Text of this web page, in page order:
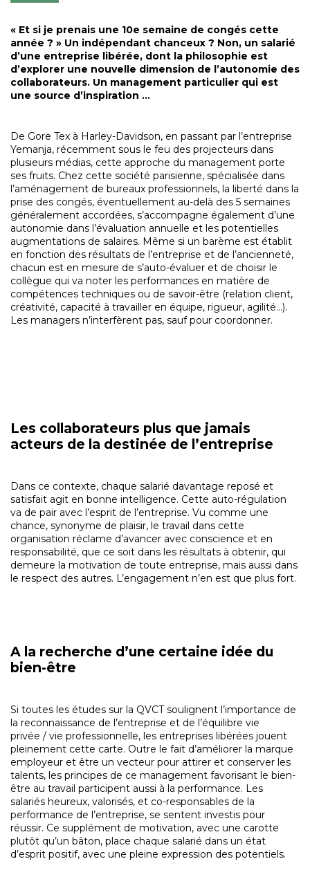
« Et si je prenais une 10e semaine de congés cette
année ? » Un indépendant chanceux ? Non, un salarié
d’une entreprise libérée, dont la philosophie est
d’explorer une nouvelle dimension de l’autonomie des
collaborateurs. Un management particulier qui est
une source d’inspiration …
De Gore Tex à Harley-Davidson, en passant par l’entreprise
Yemanja, récemment sous le feu des projecteurs dans
plusieurs médias, cette approche du management porte
ses fruits. Chez cette société parisienne, spécialisée dans
l’aménagement de bureaux professionnels, la liberté dans la
prise des congés, éventuellement au-delà des 5 semaines
généralement accordées, s’accompagne également d’une
autonomie dans l’évaluation annuelle et les potentielles
augmentations de salaires. Même si un barème est établit
en fonction des résultats de l’entreprise et de l’ancienneté,
chacun est en mesure de s’auto-évaluer et de choisir le
collègue qui va noter les performances en matière de
compétences techniques ou de savoir-être (relation client,
créativité, capacité à travailler en équipe, rigueur, agilité…).
Les managers n’interfèrent pas, sauf pour coordonner.
Les collaborateurs plus que jamais
acteurs de la destinée de l’entreprise
Dans ce contexte, chaque salarié davantage reposé et
satisfait agit en bonne intelligence. Cette auto-régulation
va de pair avec l’esprit de l’entreprise. Vu comme une
chance, synonyme de plaisir, le travail dans cette
organisation réclame d’avancer avec conscience et en
responsabilité, que ce soit dans les résultats à obtenir, qui
demeure la motivation de toute entreprise, mais aussi dans
le respect des autres. L’engagement n’en est que plus fort.
A la recherche d’une certaine idée du
bien-être
Si toutes les études sur la QVCT soulignent l’importance de
la reconnaissance de l’entreprise et de l’équilibre vie
privée / vie professionnelle, les entreprises libérées jouent
pleinement cette carte. Outre le fait d’améliorer la marque
employeur et être un vecteur pour attirer et conserver les
talents, les principes de ce management favorisant le bien-
être au travail participent aussi à la performance. Les
salariés heureux, valorisés, et co-responsables de la
performance de l’entreprise, se sentent investis pour
réussir. Ce supplément de motivation, avec une carotte
plutôt qu’un bâton, place chaque salarié dans un état
d’esprit positif, avec une pleine expression des potentiels.